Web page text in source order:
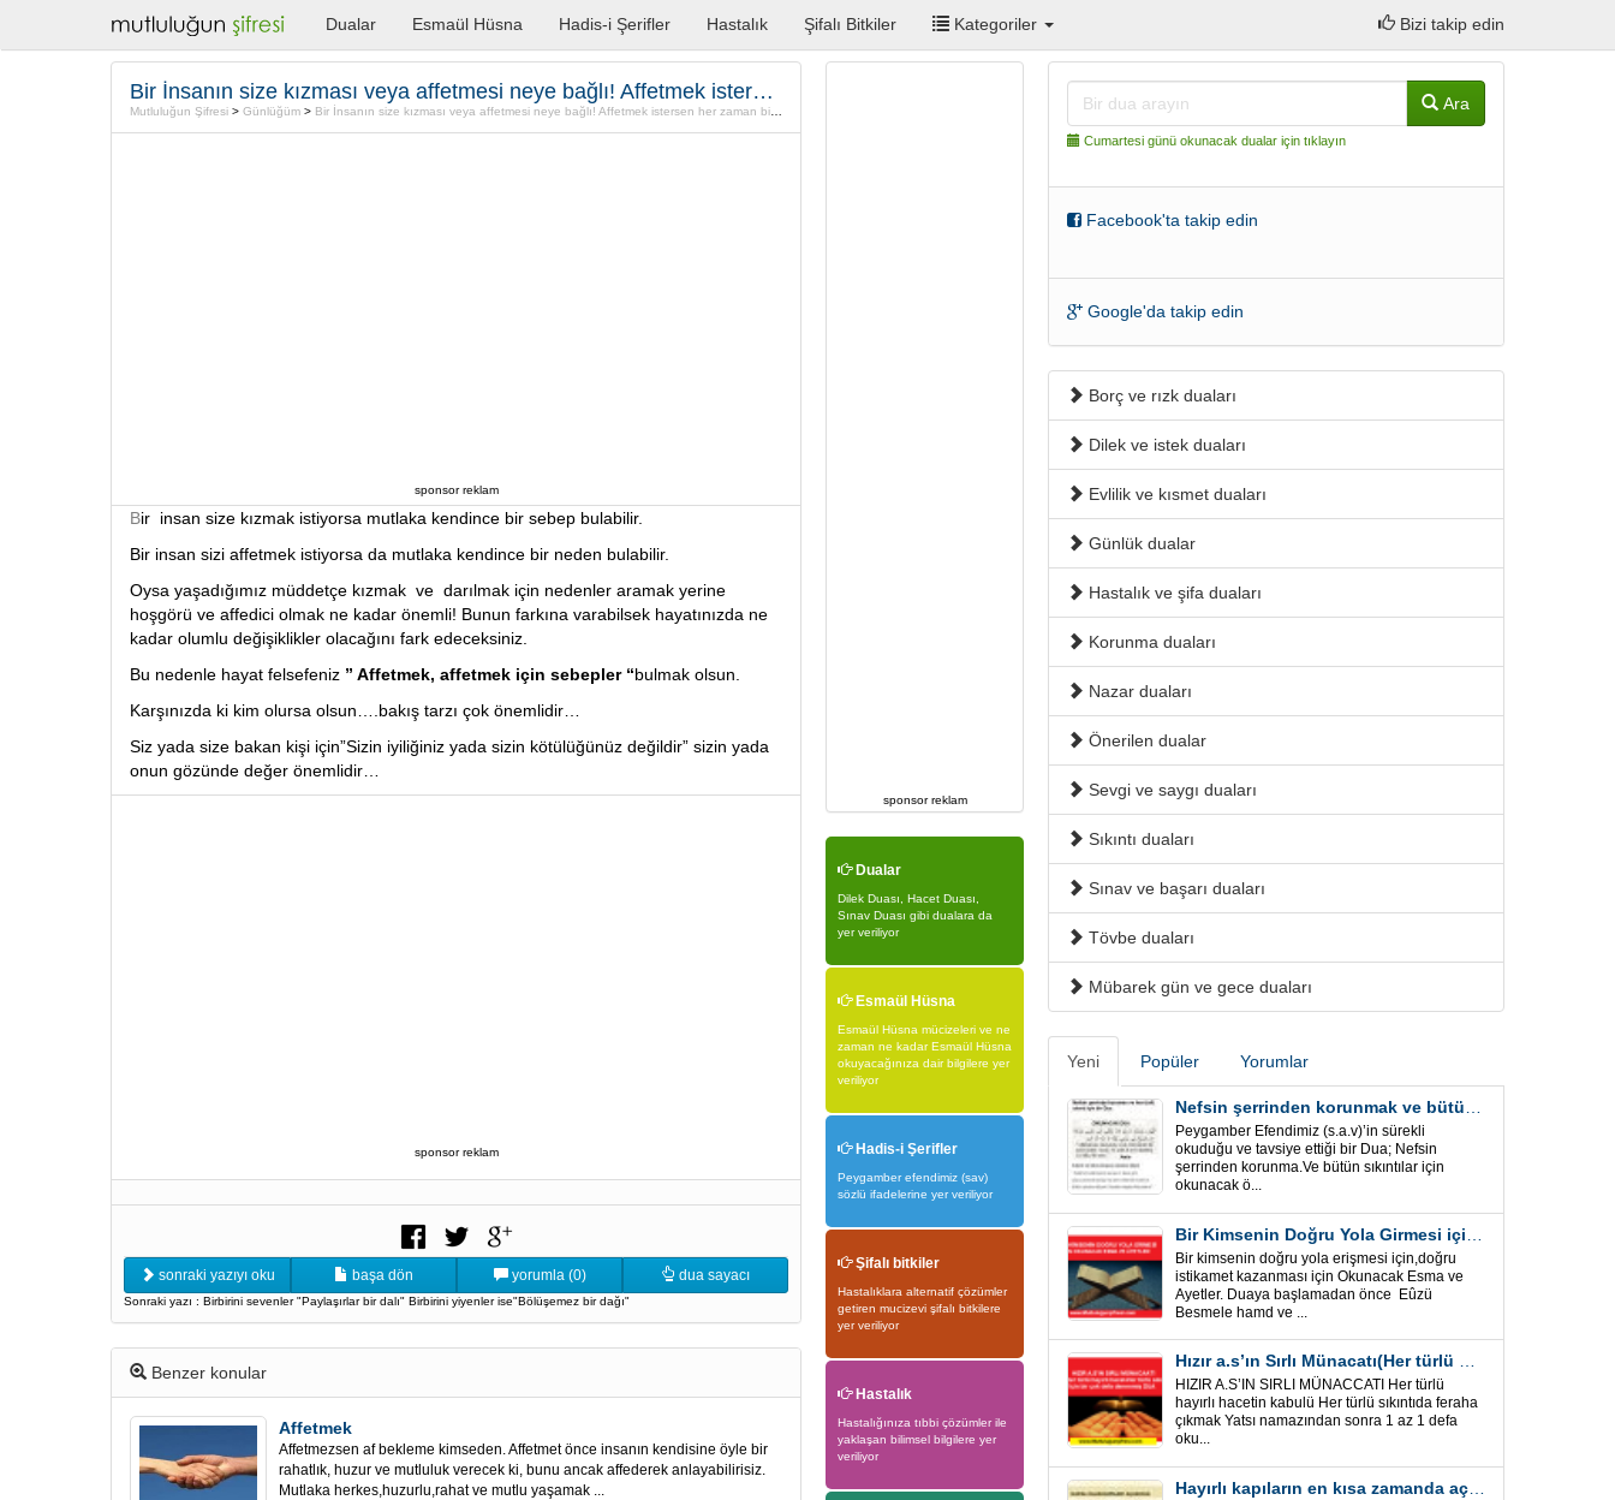
Dualar Esmaül Hüsna Hadis-i Şerifler Hastalık Şifalı Bitkiler Kategoriler Bizi takip edin
Bir İnsanın size kızması veya affetmesi neye bağlı! Affetmek istersen her zaman bir neden bulabilirsiniz!
Mutluluğun Şifresi > Günlüğüm > Bir İnsanın size kızması veya affetmesi neye bağlı! Affetmek istersen her zaman bir neden bulabilirsiniz!
sponsor reklam
Bir insan size kızmak istiyorsa mutlaka kendince bir sebep bulabilir.
Bir insan sizi affetmek istiyorsa da mutlaka kendince bir neden bulabilir.
Oysa yaşadığımız müddetçe kızmak ve darılmak için nedenler aramak yerine
hoşgörü ve affedici olmak ne kadar önemli! Bunun farkına varabilsek hayatınızda ne
kadar olumlu değişiklikler olacağını fark edeceksiniz.
Bu nedenle hayat felsefeniz ” Affetmek, affetmek için sebepler “bulmak olsun.
Karşınızda ki kim olursa olsun….bakış tarzı çok önemlidir…
Siz yada size bakan kişi için”Sizin iyiliğiniz yada sizin kötülüğünüz değildir” sizin yada
onun gözünde değer önemlidir…
sponsor reklam
sonraki yazıyı oku başa dön yorumla (0) dua sayacı
Sonraki yazı : Birbirini sevenler "Paylaşırlar bir dalı" Birbirini yiyenler ise"Bölüşemez bir dağı"
Benzer konular
Affetmek
Affetmezsen af bekleme kimseden. Affetmet önce insanın kendisine öyle bir
rahatlık, huzur ve mutluluk verecek ki, bunu ancak affederek anlayabilirisiz.
Mutlaka herkes,huzurlu,rahat ve mutlu yaşamak ...
sponsor reklam
Dualar
Dilek Duası, Hacet Duası,
Sınav Duası gibi dualara da
yer veriliyor
Esmaül Hüsna
Esmaül Hüsna mücizeleri ve ne
zaman ne kadar Esmaül Hüsna
okuyacağınıza dair bilgilere yer
veriliyor
Hadis-i Şerifler
Peygamber efendimiz (sav)
sözlü ifadelerine yer veriliyor
Şifalı bitkiler
Hastalıklara alternatif çözümler
getiren mucizevi şifalı bitkilere
yer veriliyor
Hastalık
Hastalığınıza tıbbi çözümler ile
yaklaşan bilimsel bilgilere yer
veriliyor
Ara
Cumartesi günü okunacak dualar için tıklayın
Facebook'ta takip edin
Google'da takip edin
Borç ve rızk duaları
Dilek ve istek duaları
Evlilik ve kısmet duaları
Günlük dualar
Hastalık ve şifa duaları
Korunma duaları
Nazar duaları
Önerilen dualar
Sevgi ve saygı duaları
Sıkıntı duaları
Sınav ve başarı duaları
Tövbe duaları
Mübarek gün ve gece duaları
Yeni Popüler Yorumlar
Peygamber Efendimiz (s.a.v)’in sürekli
okuduğu ve tavsiye ettiği bir Dua; Nefsin
şerrinden korunma.Ve bütün sıkıntılar için
okunacak ö...
Bir kimsenin doğru yola erişmesi için,doğru
istikamet kazanması için Okunacak Esma ve
Ayetler. Duaya başlamadan önce Eûzü
Besmele hamd ve ...
HIZIR A.S’IN SIRLI MÜNACCATI Her türlü
hayırlı hacetin kabulü Her türlü sıkıntıda feraha
çıkmak Yatsı namazından sonra 1 az 1 defa
oku...
Hayırlı kapıların en kısa zamanda açılması için Esmalar ve Dua